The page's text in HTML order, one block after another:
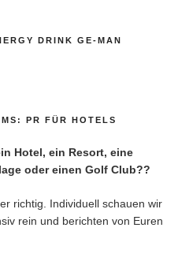
DRINK GE-MAN
PR FÜR HOTELS
Hotel, ein Resort, eine
oder einen Golf Club??
richtig. Individuell schauen wir
rein und berichten von Euren